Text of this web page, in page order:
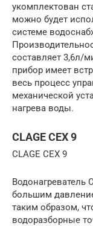
укомплектован
можно будет
системе
составляет 3,6л/
прибор имеет
весь процесс
механической
нагрева воды.
CLAGE CEX 9
CLAGE CEX 9
Водонагреватель
большим
таким образом,
водоразборные